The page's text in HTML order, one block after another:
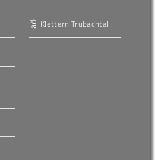
Klettern Trubachtal